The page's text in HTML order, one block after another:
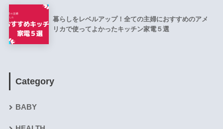
暮らしをレベルアップ！全ての主婦におすすめのアメ
リカで使ってよかったキッチン家電５選
Category
BABY